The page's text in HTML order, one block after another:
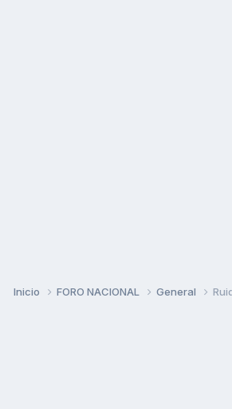
Inicio FORO NACIONAL General